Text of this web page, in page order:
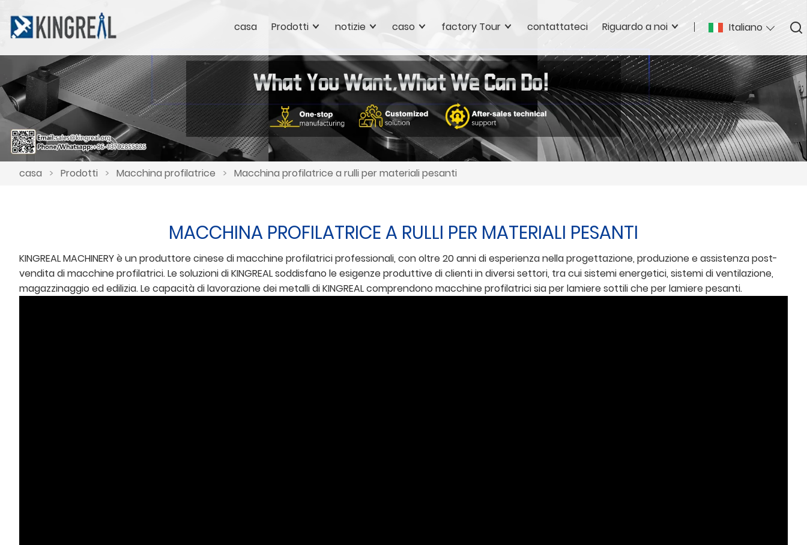
Italiano
casa Prodotti notizie caso factory Tour contattateci Riguardo a noi
casa > Prodotti > Macchina profilatrice > Macchina profilatrice a rulli per materiali pesanti
MACCHINA PROFILATRICE A RULLI PER MATERIALI PESANTI
KINGREAL MACHINERY è un produttore cinese di macchine profilatrici professionali, con oltre 20 anni di esperienza nella progettazione, produzione e assistenza post-
vendita di macchine profilatrici. Le soluzioni di KINGREAL soddisfano le esigenze produttive di clienti in diversi settori, tra cui sistemi energetici, sistemi di ventilazione,
magazzinaggio ed edilizia. Le capacità di lavorazione dei metalli di KINGREAL comprendono macchine profilatrici sia per lamiere sottili che per lamiere pesanti.